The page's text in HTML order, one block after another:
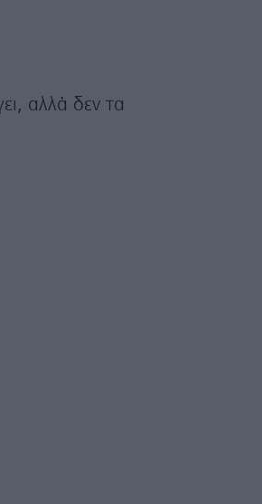
αλλά δεν τα